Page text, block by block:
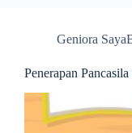
Geniora
Penerapan